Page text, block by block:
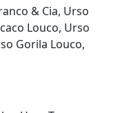
& Cia, Urso
Louco, Urso
Gorila Louco,